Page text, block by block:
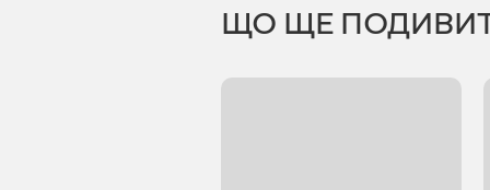
ЩО ЩЕ